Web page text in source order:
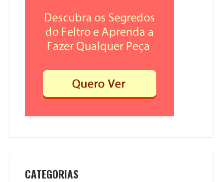
CATEGORIAS